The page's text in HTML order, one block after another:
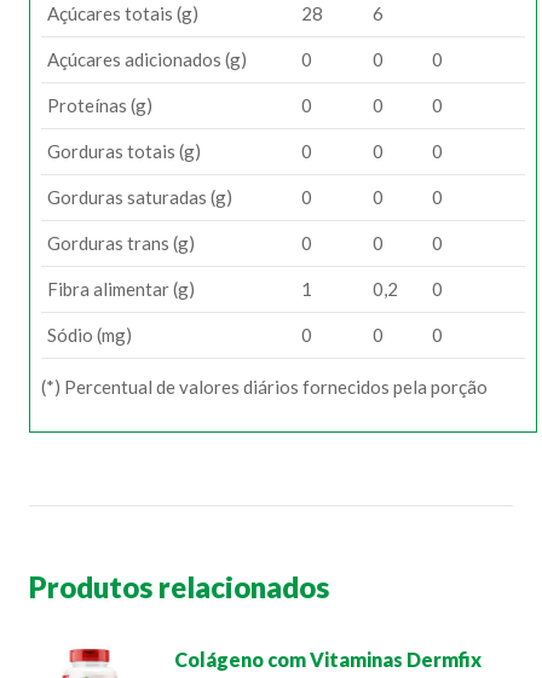
Açúcares totais (g) 28 6
Açúcares adicionados (g) 0 0 0
Proteínas (g) 0 0 0
Gorduras totais (g) 0 0 0
Gorduras saturadas (g) 0 0 0
Gorduras trans (g) 0 0 0
Fibra alimentar (g) 1 0,2 0
Sódio (mg) 0 0 0
(*) Percentual de valores diários fornecidos pela porção
Produtos relacionados
Colágeno com Vitaminas Dermfix